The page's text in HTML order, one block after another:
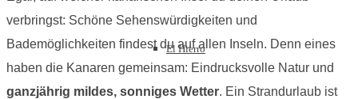
El Hierro
verbringst: Schöne Sehenswürdigkeiten und
Bademöglichkeiten findest du auf allen Inseln. Denn eines
haben die Kanaren gemeinsam: Eindrucksvolle Natur und
ganzjährig mildes, sonniges Wetter. Ein Strandurlaub ist